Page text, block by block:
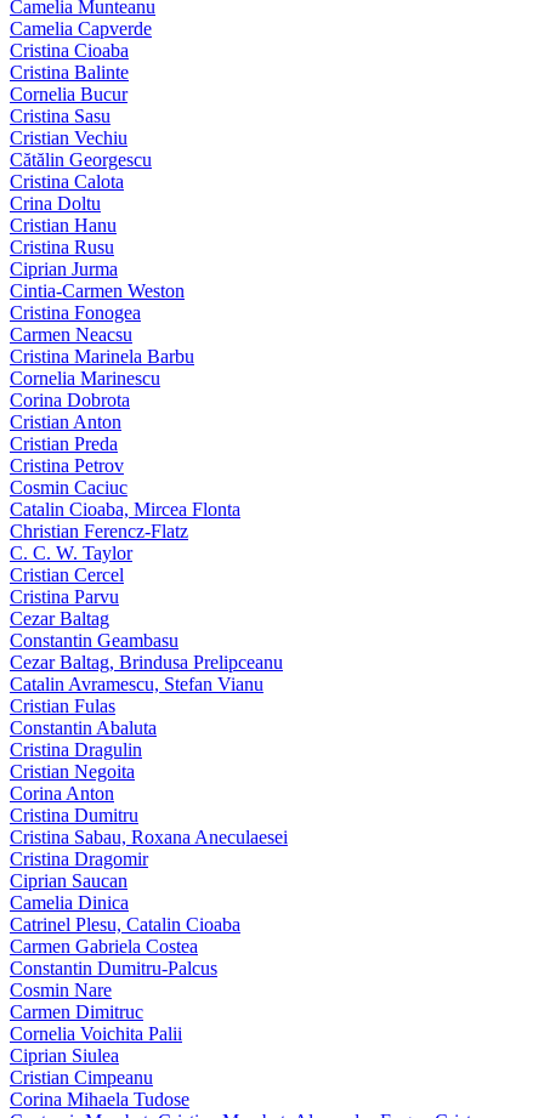
Camelia Munteanu
Camelia Capverde
Cristina Cioaba
Cristina Balinte
Cornelia Bucur
Cristina Sasu
Cristian Vechiu
Cătălin Georgescu
Cristina Calota
Crina Doltu
Cristian Hanu
Cristina Rusu
Ciprian Jurma
Cintia-Carmen Weston
Cristina Fonogea
Carmen Neacsu
Cristina Marinela Barbu
Cornelia Marinescu
Corina Dobrota
Cristian Anton
Cristian Preda
Cristina Petrov
Cosmin Caciuc
Catalin Cioaba, Mircea Flonta
Christian Ferencz-Flatz
C. C. W. Taylor
Cristian Cercel
Cristina Parvu
Cezar Baltag
Constantin Geambasu
Cezar Baltag, Brindusa Prelipceanu
Catalin Avramescu, Stefan Vianu
Cristian Fulas
Constantin Abaluta
Cristina Dragulin
Cristian Negoita
Corina Anton
Cristina Dumitru
Cristina Sabau, Roxana Aneculaesei
Cristina Dragomir
Ciprian Saucan
Camelia Dinica
Catrinel Plesu, Catalin Cioaba
Carmen Gabriela Costea
Constantin Dumitru-Palcus
Cosmin Nare
Carmen Dimitruc
Cornelia Voichita Palii
Ciprian Siulea
Cristian Cimpeanu
Corina Mihaela Tudose